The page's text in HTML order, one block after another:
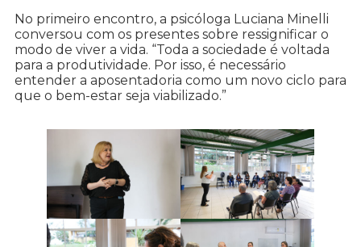
No primeiro encontro, a psicóloga Luciana Minelli
conversou com os presentes sobre ressignificar o
modo de viver a vida. “Toda a sociedade é voltada
para a produtividade. Por isso, é necessário
entender a aposentadoria como um novo ciclo para
que o bem-estar seja viabilizado.”